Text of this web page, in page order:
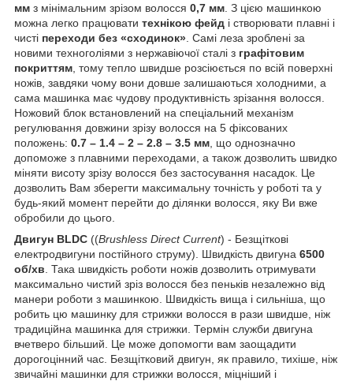
мм з мінімальним зрізом волосся 0,7 мм . З цією машинкою
можна легко працювати технікою фейд і створювати плавні і
чисті переходи без «сходинок» . Самі леза зроблені за
новими техноголіями з нержавіючої сталі з графітовим
покриттям , тому тепло швидше розсіюється по всій поверхні
ножів, завдяки чому вони довше залишаються холодними, а
сама машинка має чудову продуктивність зрізання волосся.
Ножовий блок встановлений на спеціальний механізм
регулювання довжини зрізу волосся на 5 фіксованих
положень: 0.7 – 1.4 – 2 – 2.8 – 3.5 мм , що однозначно
допоможе з плавними переходами, а також дозволить швидко
міняти висоту зрізу волосся без застосування насадок. Це
дозволить Вам зберегти максимальну точність у роботі та у
будь-який момент перейти до ділянки волосся, яку Ви вже
обробили до цього.
Двигун BLDC ((Brushless Direct Current) - Безщіткові
електродвигуни постійного струму). Швидкість двигуна 6500
об/хв . Така швидкість роботи ножів дозволить отримувати
максимально чистий зріз волосся без пеньків незалежно від
манери роботи з машинкою. Швидкість вища і сильніша, що
робить цю машинку для стрижки волосся в рази швидше, ніж
традиційна машинка для стрижки. Термін служби двигуна
вчетверо більший. Це може допомогти вам заощадити
дорогоцінний час. Безщітковий двигун, як правило, тихіше, ніж
звичайні машинки для стрижки волосся, міцніший і